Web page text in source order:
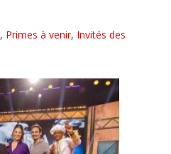
, Primes à venir, Invités des